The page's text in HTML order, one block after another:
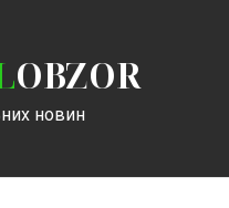
OBZOR
новин